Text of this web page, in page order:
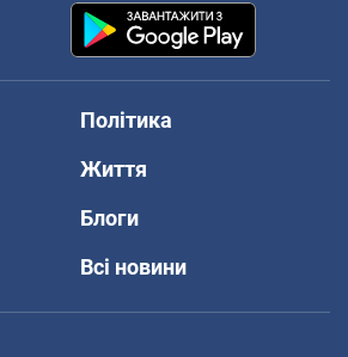
Політика
Життя
Блоги
Всі новини